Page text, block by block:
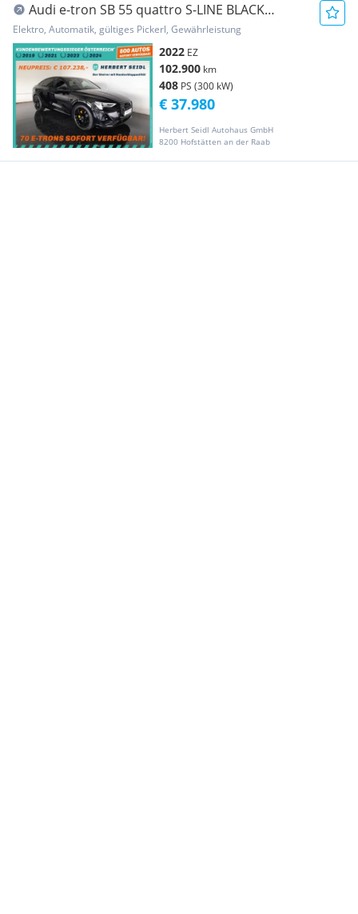
Audi e-tron SB 55 quattro S-LINE BLACK
EDITION *NP: ...
Elektro, Automatik, gültiges Pickerl, Gewährleistung
2022 EZ
102.900 km
408 PS (300 kW)
Herbert Seidl Autohaus GmbH
8200 Hofstätten an der Raab
€ 37.980